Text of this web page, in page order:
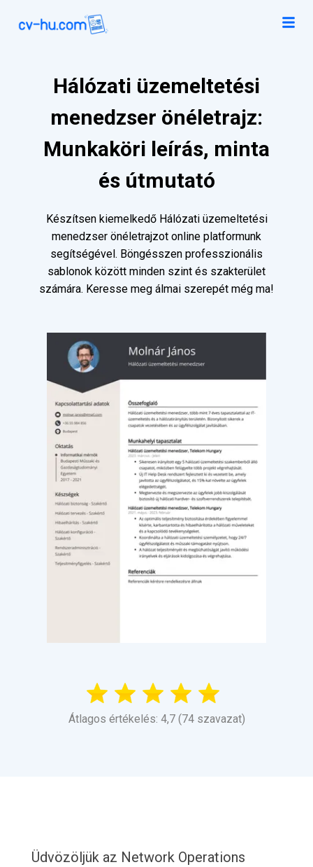
Hálózati üzemeltetési
menedzser önéletrajz:
Munkaköri leírás, minta
és útmutató
Készítsen kiemelkedő Hálózati üzemeltetési
menedzser önéletrajzot online platformunk
segítségével. Böngésszen professzionális
sablonok között minden szint és szakterület
számára. Keresse meg álmai szerepét még ma!
Átlagos értékelés: 4,7 (74 szavazat)
Üdvözöljük az Network Operations